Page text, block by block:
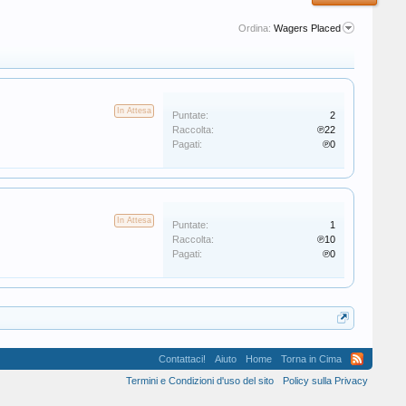
Ordina: Wagers Placed
In Attesa Puntate:
2
Raccolta:
℗22
Pagati:
℗0
In Attesa Puntate:
1
Raccolta:
℗10
Pagati:
℗0
Contattaci! Aiuto Home
Torna in Cima
Termini e Condizioni d'uso del sito
Policy sulla Privacy